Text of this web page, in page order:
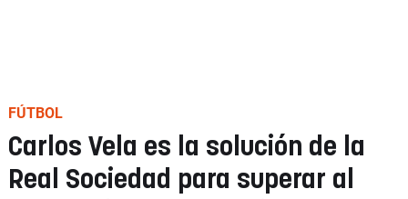
FÚTBOL
Carlos Vela es la solución de la
Real Sociedad para superar al